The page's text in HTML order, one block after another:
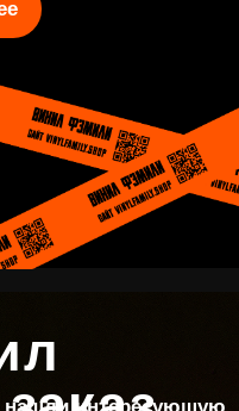
КОНТАКТЫ
+7 (911) 027 77
12
INFO@VINYLFAMILY.SHOP
КЛИЕНТАМ
Под заказ